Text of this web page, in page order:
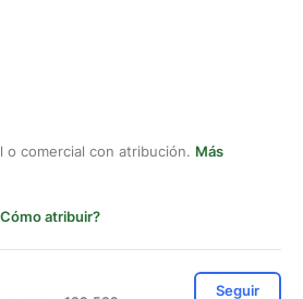
o comercial con atribución. Más
atribuir?
Seguir